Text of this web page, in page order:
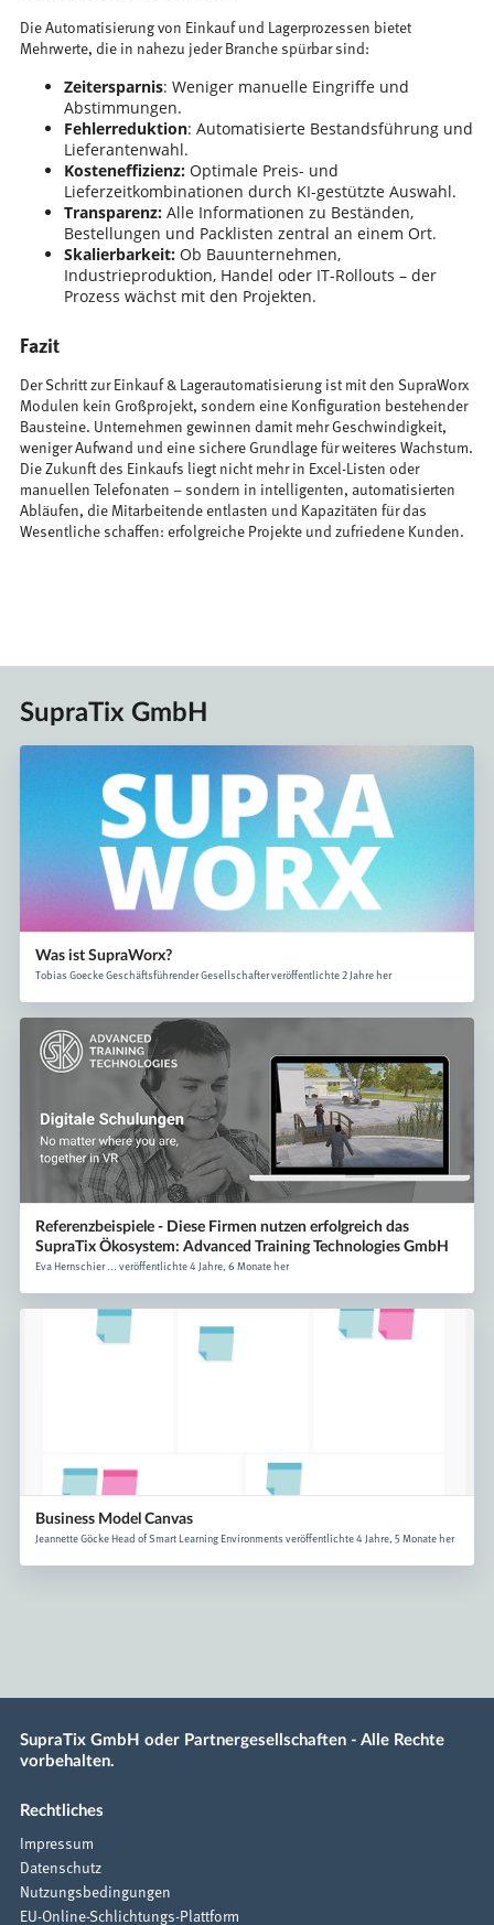
Die Automatisierung von Einkauf und Lagerprozessen bietet
Mehrwerte, die in nahezu jeder Branche spürbar sind:
Zeitersparnis: Weniger manuelle Eingriffe und
Abstimmungen.
Fehlerreduktion: Automatisierte Bestandsführung und
Lieferantenwahl.
Kosteneffizienz:Optimale Preis- und
Lieferzeitkombinationen durch KI-gestützte Auswahl.
Transparenz:Alle Informationen zu Beständen,
Bestellungen und Packlisten zentral an einem Ort.
Skalierbarkeit:Ob Bauunternehmen,
Industrieproduktion, Handel oder IT-Rollouts – der
Prozess wächst mit den Projekten.
Fazit
Der Schritt zur Einkauf & Lagerautomatisierung ist mit den SupraWorx
Modulen kein Großprojekt, sondern eine Konfiguration bestehender
Bausteine. Unternehmen gewinnen damit mehr Geschwindigkeit,
weniger Aufwand und eine sichere Grundlage für weiteres Wachstum.
Die Zukunft des Einkaufs liegt nicht mehr in Excel-Listen oder
manuellen Telefonaten – sondern in intelligenten, automatisierten
Abläufen, die Mitarbeitende entlasten und Kapazitäten für das
Wesentliche schaffen: erfolgreiche Projekte und zufriedene Kunden.
SupraTix GmbH
Was ist SupraWorx?
Tobias Goecke Geschäftsführender Gesellschafter veröffentlichte 2 Jahre her
Referenzbeispiele - Diese Firmen nutzen erfolgreich das
SupraTix Ökosystem: Advanced Training Technologies GmbH
Eva Hernschier ... veröffentlichte 4 Jahre, 6 Monate her
Business Model Canvas
Jeannette Göcke Head of Smart Learning Environments veröffentlichte 4 Jahre, 5 Monate her
SupraTix GmbH oder Partnergesellschaften - Alle Rechte
vorbehalten.
Rechtliches
Impressum
Datenschutz
Nutzungsbedingungen
EU-Online-Schlichtungs-Plattform